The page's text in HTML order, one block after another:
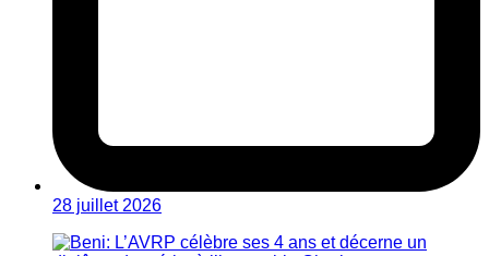
28 juillet 2026